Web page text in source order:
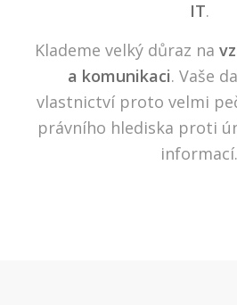
IT.
Klademe velký důraz na
a komunikaci. Vaše
vlastnictví proto velmi
právního hlediska proti
informací.